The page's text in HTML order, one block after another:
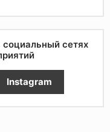
сетях
Instagram